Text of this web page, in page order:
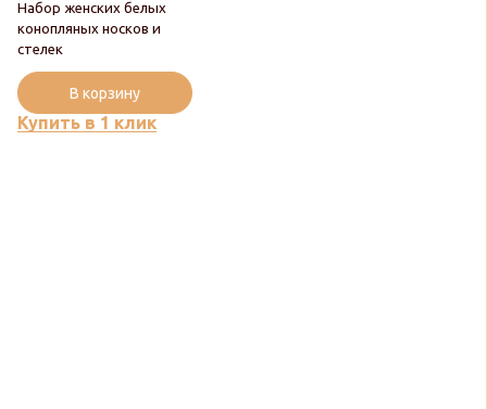
Новинка
Набор женских белых
конопляных носков и
стелек
Купить в 1 клик
В корзину